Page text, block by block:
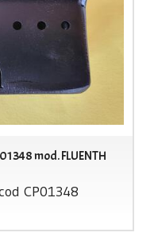
mod. FLUENTH
CP01348